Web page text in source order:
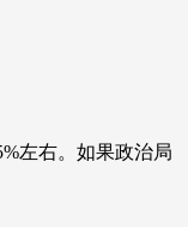
左右。如果政治局